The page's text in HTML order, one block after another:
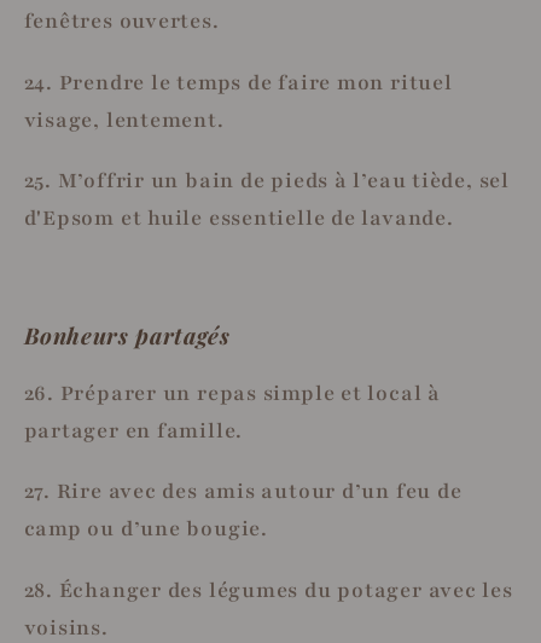
fenêtres ouvertes.
24. Prendre le temps de faire mon rituel
visage, lentement.
25. M’offrir un bain de pieds à l’eau tiède, sel
d'Epsom et huile essentielle de lavande.
Bonheurs partagés
26. Préparer un repas simple et local à
partager en famille.
27. Rire avec des amis autour d’un feu de
camp ou d’une bougie.
28. Échanger des légumes du potager avec les
voisins.